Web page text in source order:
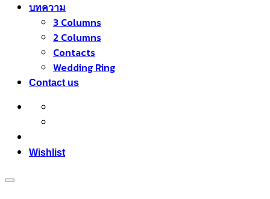
บทความ
3 Columns
2 Columns
Contacts
Wedding Ring
Contact us
Wishlist